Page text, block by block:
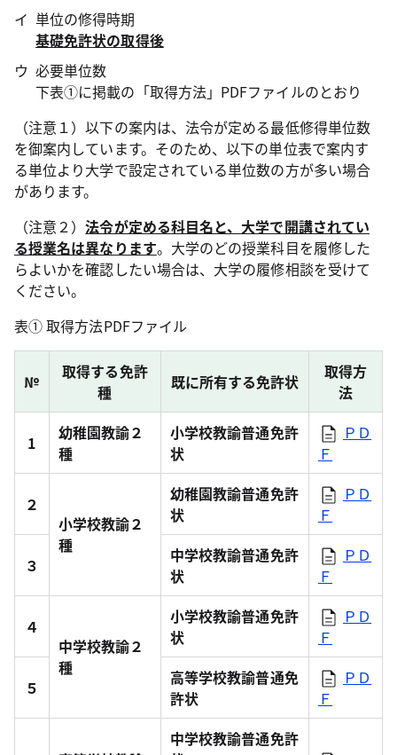
単位の修得時期
基礎免許状の取得後
必要単位数
下表①に掲載の「取得方法」PDFファイルのとおり
（注意１）以下の案内は、法令が定める最低修得単位数
を御案内しています。そのため、以下の単位表で案内す
る単位より大学で設定されている単位数の方が多い場合
があります。
（注意２）法令が定める科目名と、大学で開講されてい
る授業名は異なります。大学のどの授業科目を履修した
らよいかを確認したい場合は、大学の履修相談を受けて
ください。
表① 取得方法PDFファイル
№
取得する免許
種
既に所有する免許状
取得方
法
1
幼稚園教諭２
種
小学校教諭普通免許
状
ＰＤ
Ｆ
２
小学校教諭２
種
幼稚園教諭普通免許
状
ＰＤ
Ｆ
３
中学校教諭普通免許
状
ＰＤ
Ｆ
４
中学校教諭２
種
小学校教諭普通免許
状
ＰＤ
Ｆ
５
高等学校教諭普通免
許状
ＰＤ
Ｆ
中学校教諭普通免許